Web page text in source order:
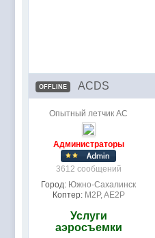
OFFLINE ACDS
Опытный летчик АС
Администраторы
3612 сообщений
Город: Южно-Сахалинск
Коптер: M2P, AE2P
Услуги
аэросъемки